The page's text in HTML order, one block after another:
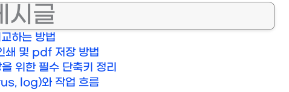
시글
하는 방법
쇄 및 pdf 저장 방법
위한 필수 단축키 정리
log)와 작업 흐름